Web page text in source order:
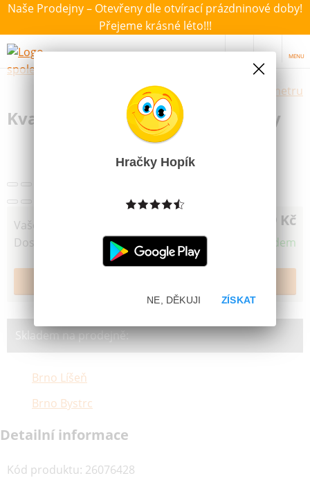
Naše Prodejny – Otevřeny dle otvírací prázdninové doby!
Přejeme krásné léto!!!
MENU
Výběr hraček dle zvoleného parametru
Kvarteto Pojď s námi do pohádky
Další obrázky
Vaše cena 49 Kč
Dostupnost Skladem
Skladem na prodejně:
Brno Líšeň
Brno Bystrc
Detailní informace
Kód produktu: 26076428
Hračky Hopík
ZÍSKAT
NE, DĚKUJI